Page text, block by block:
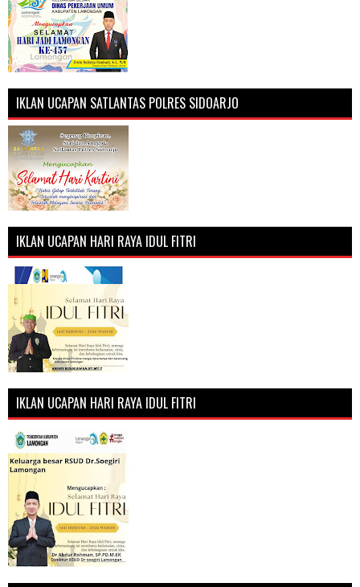
IKLAN UCAPAN SATLANTAS POLRES SIDOARJO
IKLAN UCAPAN HARI RAYA IDUL FITRI
IKLAN UCAPAN HARI RAYA IDUL FITRI